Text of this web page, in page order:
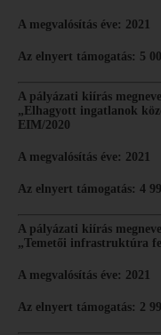
A megvalósítás éve: 2021
Az elnyert támogatás: 5
A pályázati kiírás
„Elhagyott ingatlanok
EIM/2020
A megvalósítás éve: 2021
Az elnyert támogatás: 4
A pályázati kiírás
„Temetői infrastruktúra
A megvalósítás éve: 2021
Az elnyert támogatás: 2